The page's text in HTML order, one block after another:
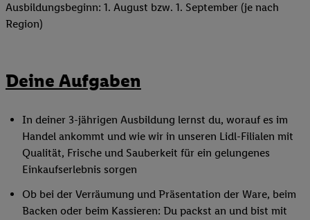
Ausbildungsbeginn: 1. August bzw. 1. September (je nach
Region)
Deine Aufgaben
In deiner 3-jährigen Ausbildung lernst du, worauf es im
Handel ankommt und wie wir in unseren Lidl-Filialen mit
Qualität, Frische und Sauberkeit für ein gelungenes
Einkaufserlebnis sorgen
Ob bei der Verräumung und Präsentation der Ware, beim
Backen oder beim Kassieren: Du packst an und bist mit